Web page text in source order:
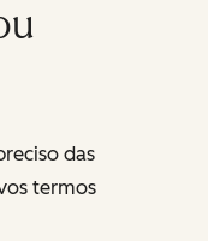
das
termos